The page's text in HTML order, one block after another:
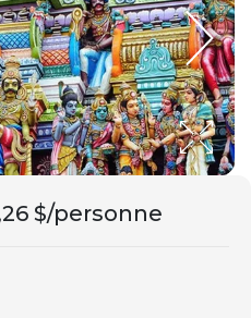
$/personne